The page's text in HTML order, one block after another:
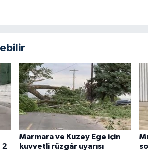
2
Marmara ve Kuzey Ege için
kuvvetli rüzgâr uyarısı